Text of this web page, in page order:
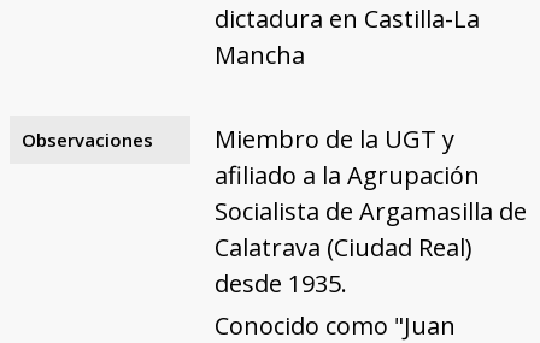
dictadura en Castilla-La
Mancha
Observaciones
Miembro de la UGT y
afiliado a la Agrupación
Socialista de Argamasilla de
Calatrava (Ciudad Real)
desde 1935.
Conocido como "Juan